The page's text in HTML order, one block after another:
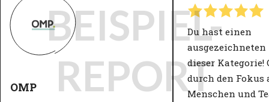
OMP
Du hast einen
dieser Kategorie!
durch den Fokus
Menschen und
BEISPIEL-
REPORT